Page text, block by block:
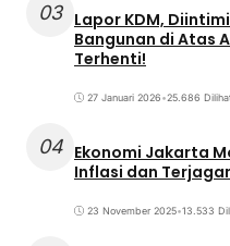
03 Lapor KDM,
Bangunan di Atas
Terhenti!
27 Januari 2026•25.686
04 Ekonomi Jakarta
Inflasi dan
23 November 2025•13.533